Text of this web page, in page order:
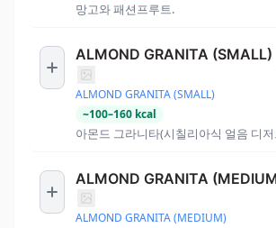
망고와 패션프루트.
ALMOND GRANITA (SMALL)
ALMOND GRANITA (SMALL)
~100–160 kcal
아몬드 그라니타(시칠리아식 얼음 디
ALMOND GRANITA
ALMOND GRANITA (MEDIUM)